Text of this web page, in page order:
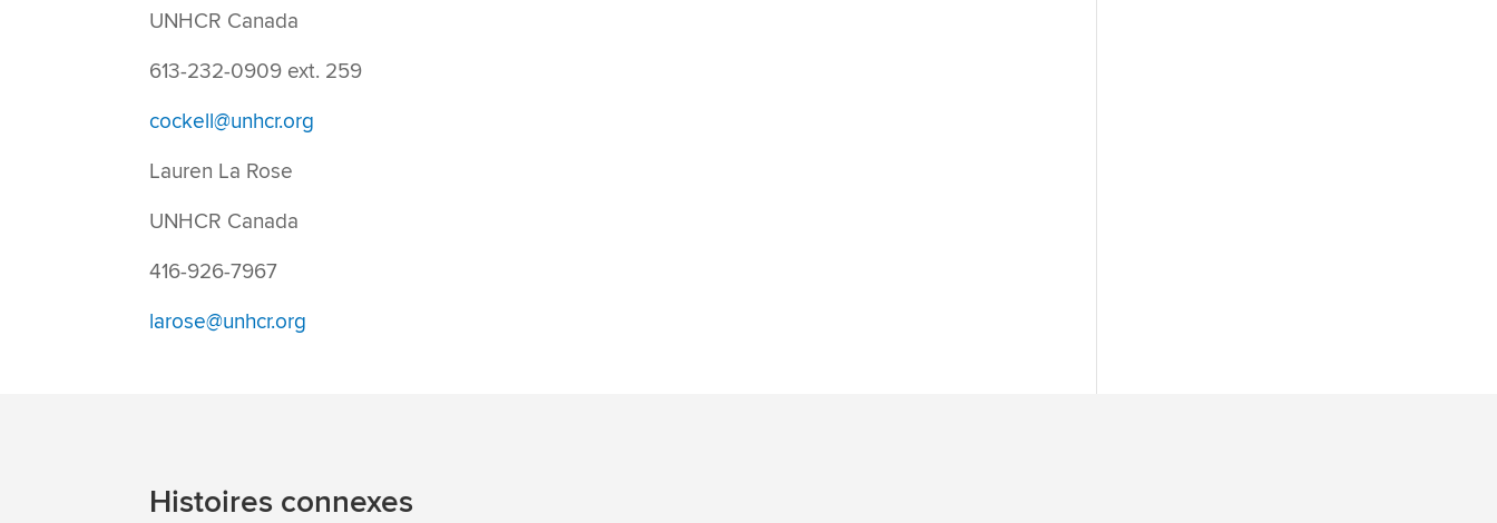
UNHCR Canada
613-232-0909 ext. 259
cockell@unhcr.org
Lauren La Rose
UNHCR Canada
416-926-7967
larose@unhcr.org
Histoires connexes